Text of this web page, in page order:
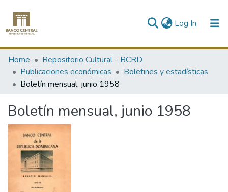
Log In (current)
Communities & Collections
All of DSpace
Home
Repositorio Cultural - BCRD
Publicaciones económicas
Boletines y estadísticas
Boletín mensual, junio 1958
Boletín mensual, junio 1958